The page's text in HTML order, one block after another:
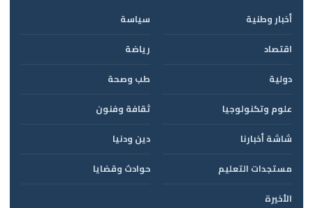
أخبار وطنية
سياسة
اقتصاد
رياضة
دولية
طب وصحة
علوم وتكنولوجيا
ثقافة وفنون
شاشة أخبارنا
دين ودنيا
مستجدات التعليم
حوادث وقضايا
الأخيرة